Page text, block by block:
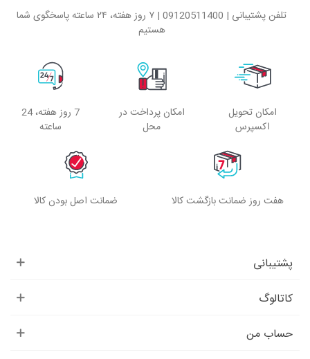
تلفن پشتیبانی | 09120511400 | ۷ روز هفته، ۲۴ ساعته پاسخگوی شما
هستیم
امکان تحویل
اکسپرس
امکان پرداخت در
محل
7 روز هفته، 24
ساعته
هفت روز ضمانت بازگشت کالا ضمانت اصل بودن کالا
پشتیبانی
کاتالوگ
حساب من